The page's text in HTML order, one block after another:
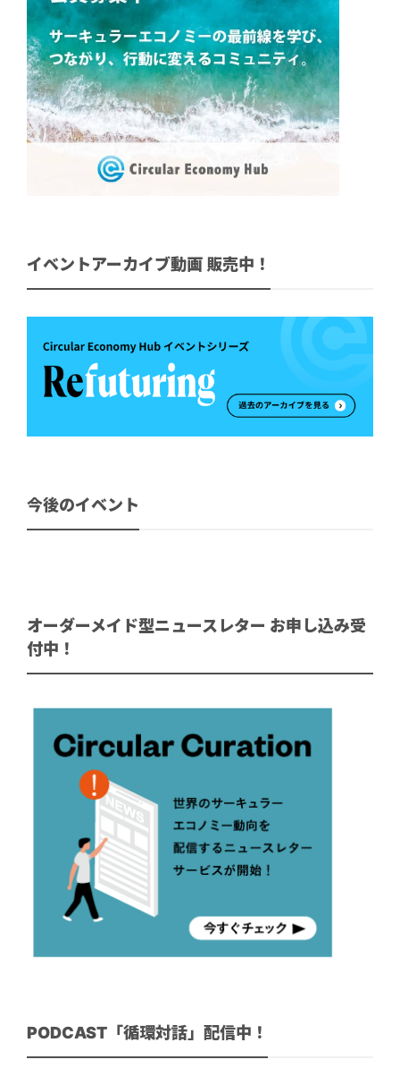
イベントアーカイブ動画 販売中！
今後のイベント
オーダーメイド型ニュースレター お申し込み受
付中！
PODCAST「循環対話」配信中！